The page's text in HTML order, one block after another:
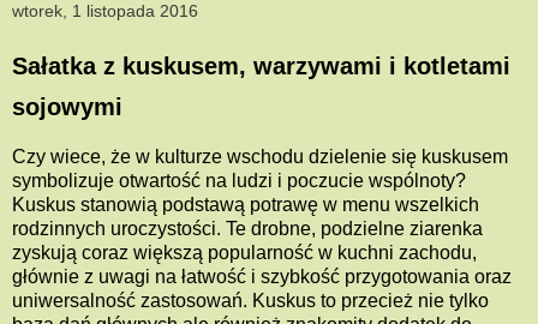
wtorek, 1 listopada 2016
Sałatka z kuskusem, warzywami i kotletami
sojowymi
Czy wiece, że w kulturze wschodu dzielenie się kuskusem
symbolizuje otwartość na ludzi i poczucie wspólnoty?
Kuskus stanowią podstawą potrawę w menu wszelkich
rodzinnych uroczystości. Te drobne, podzielne ziarenka
zyskują coraz większą popularność w kuchni zachodu,
głównie z uwagi na łatwość i szybkość przygotowania oraz
uniwersalność zastosowań. Kuskus to przecież nie tylko